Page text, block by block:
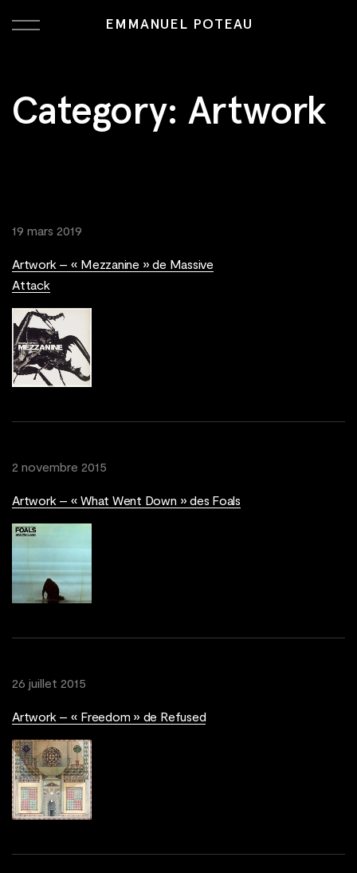
EMMANUEL POTEAU
Category: Artwork
19 mars 2019
Artwork – « Mezzanine » de Massive
Attack
2 novembre 2015
Artwork – « What Went Down » des Foals
26 juillet 2015
Artwork – « Freedom » de Refused